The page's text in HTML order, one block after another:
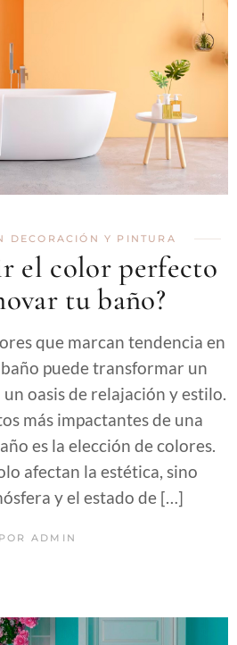
DECORACIÓN Y PINTURA
el color perfecto
tu baño?
que marcan tendencia en
puede transformar un
oasis de relajación y estilo.
más impactantes de una
es la elección de colores.
afectan la estética, sino
y el estado de […]
POR ADMIN